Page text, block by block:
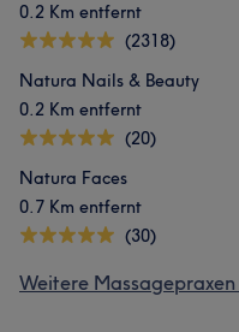
0.2 Km entfernt
(2318)
Natura Nails & Beauty
0.2 Km entfernt
(20)
Natura Faces
0.7 Km entfernt
(30)
Weitere